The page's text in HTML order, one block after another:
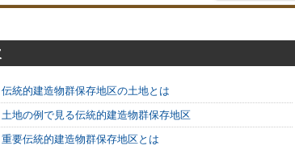
統的建造物群保存地区の土地とは
地の例で見る伝統的建造物群保存地区
要伝統的建造物群保存地区とは